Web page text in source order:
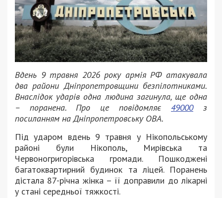
Вдень 9 травня 2026 року армія РФ атакувала
два райони Дніпропетровщини безпілотниками.
Внаслідок ударів одна людина загинула, ще одна
– поранена. Про це повідомляє 49000з
посиланням на Дніпропетровську ОВА.
Під ударом вдень 9 травня у Нікопольському
районі були Нікополь, Мирівська та
Червоногригорівська громади. Пошкоджені
багатоквартирний будинок та ліцей. Поранень
дістала 87-річна жінка – її доправили до лікарні
у стані середньої тяжкості.